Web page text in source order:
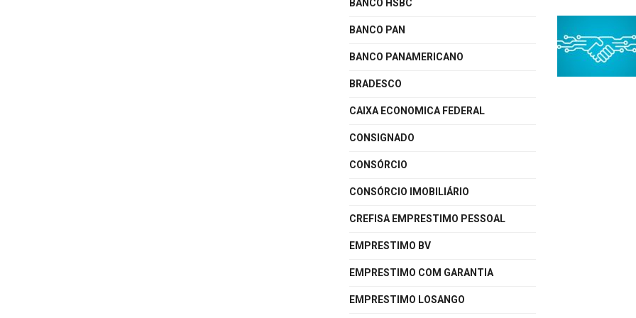
BANCO HSBC
BANCO PAN
BANCO PANAMERICANO
BRADESCO
CAIXA ECONOMICA FEDERAL
CONSIGNADO
CONSÓRCIO
CONSÓRCIO IMOBILIÁRIO
CREFISA EMPRESTIMO PESSOAL
EMPRESTIMO BV
EMPRESTIMO COM GARANTIA
EMPRESTIMO LOSANGO